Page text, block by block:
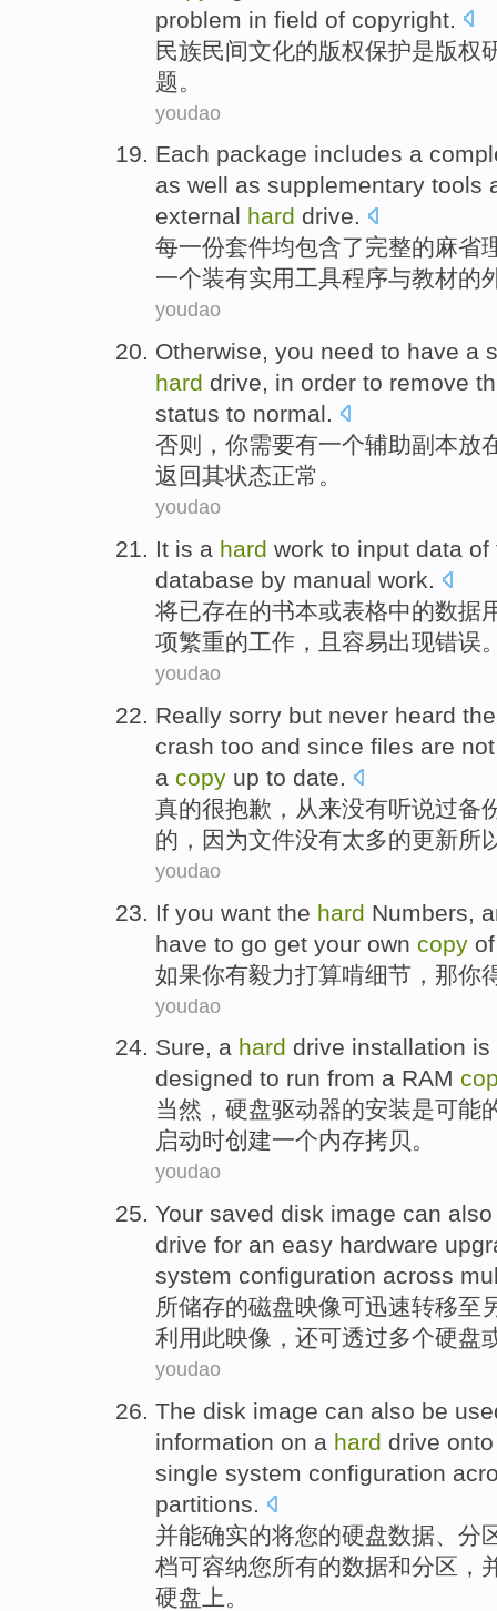
problem in field of copyright
民族民间文化的版权保护是版权
题 。
youdao
Each package includes a
as well as supplementary tools
external hard drive.
每一份套件均包含了完整的麻省
一个装有实用工具程序与教材的
youdao
Otherwise, you need to have a
hard drive, in order to remove
status to normal.
否则
， 你需要有一个辅助副本放
返回其状态正常 。
youdao
It is a hard work to input data of
database by manual work.
将已存在的书本或表格中的数据
项繁重的工作 ，且容易出现错误
youdao
Really sorry but never heard
crash too and since files are not
a copy up to date.
真的很抱歉 ， 从来没有听说过备
的， 因为文件没有太多的更新所
youdao
If you want the hard Numbers,
have to go get your own copy
如果你有毅力打算啃细节 ，那你
youdao
Sure, a hard drive installation is
designed to run from a RAM
当然 ，硬盘驱动器的安装是可能
启动时创建一个内存拷贝 。
youdao
Your saved disk image can also
drive for an easy hardware
system configuration across
所储存的磁盘映像可迅速转移至
利用此映像， 还可透过多个硬盘
youdao
The disk image can also be
information on a hard drive
single system configuration
partitions.
并能确实的将您的硬盘数据、 分
档可容纳您所有的数据和分区，
硬盘 上。